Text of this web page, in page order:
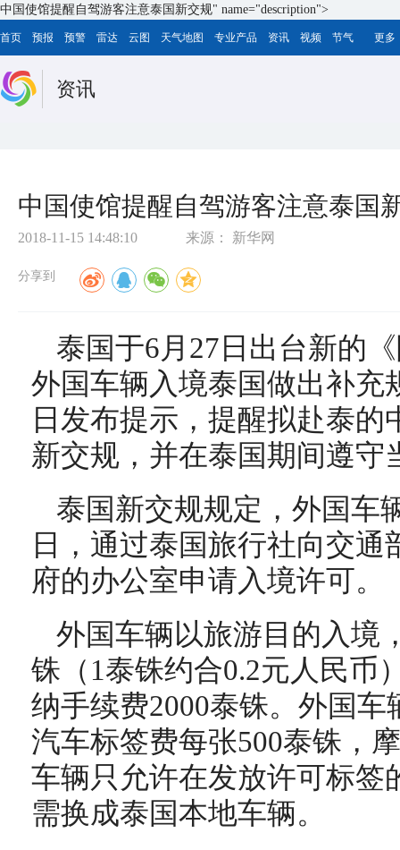
中国使馆提醒自驾游客注意泰国新交规" name="description">
首页 预报 预警 雷达 云图 天气地图 专业产品 资讯 视频 节气 更多
资讯
中国使馆提醒自驾游客注意泰国
2018-11-15 14:48:10 来源： 新华网
分享到
泰国于6月27日出台新的
外国车辆入境泰国做出补充
日发布提示，提醒拟赴泰
新交规，并在泰国期间遵守
泰国新交规规定，外国车
日，通过泰国旅行社向交
府的办公室申请入境许可。
外国车辆以旅游目的入境
铢（1泰铢约合0.2元人民币
纳手续费2000泰铢。外国
汽车标签费每张500泰铢，
车辆只允许在发放许可标签
需换成泰国本地车辆。